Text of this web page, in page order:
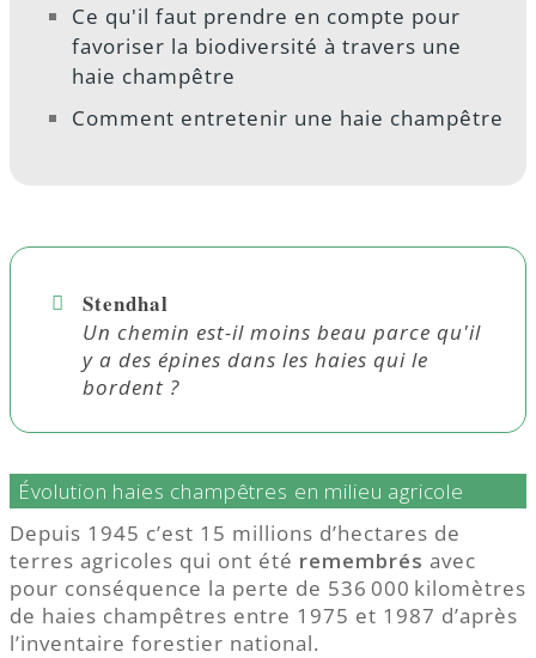
Ce qu'il faut prendre en compte pour
favoriser la biodiversité à travers une
haie champêtre
Comment entretenir une haie champêtre
Stendhal
Un chemin est-il moins beau parce qu'il
y a des épines dans les haies qui le
bordent ?
Évolution haies champêtres en milieu agricole
Depuis 1945 c’est 15 millions d’hectares de
terres agricoles qui ont été remembrés avec
pour conséquence la perte de 536 000 kilomètres
de haies champêtres entre 1975 et 1987 d’après
l’inventaire forestier national.